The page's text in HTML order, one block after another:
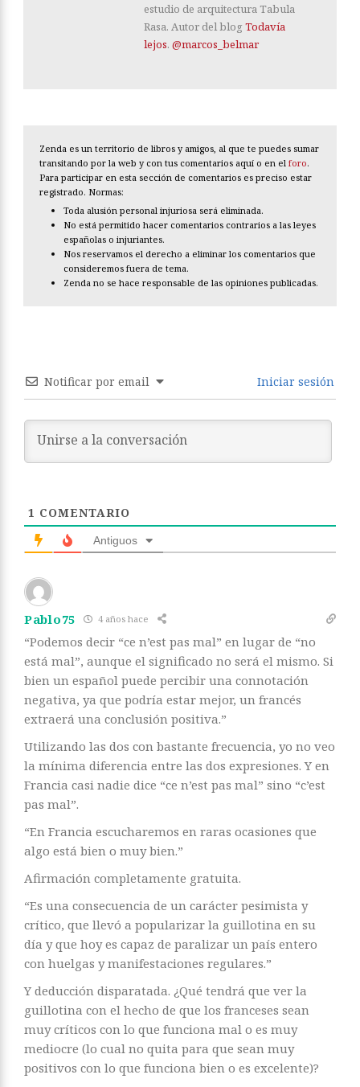
estudio de arquitectura Tabula
Rasa. Autor del blog Todavía
lejos. @marcos_belmar
Zenda es un territorio de libros y amigos, al que te puedes sumar
transitando por la web y con tus comentarios aquí o en el foro.
Para participar en esta sección de comentarios es preciso estar
registrado. Normas:
Toda alusión personal injuriosa será eliminada.
No está permitido hacer comentarios contrarios a las leyes
españolas o injuriantes.
Nos reservamos el derecho a eliminar los comentarios que
consideremos fuera de tema.
Zenda no se hace responsable de las opiniones publicadas.
Notificar por email Iniciar sesión
1 COMENTARIO
Antiguos
Pablo75 4 años hace
“Podemos decir “ce n’est pas mal” en lugar de “no
está mal”, aunque el significado no será el mismo. Si
bien un español puede percibir una connotación
negativa, ya que podría estar mejor, un francés
extraerá una conclusión positiva.”
Utilizando las dos con bastante frecuencia, yo no veo
la mínima diferencia entre las dos expresiones. Y en
Francia casi nadie dice “ce n’est pas mal” sino “c’est
pas mal”.
“En Francia escucharemos en raras ocasiones que
algo está bien o muy bien.”
Afirmación completamente gratuita.
“Es una consecuencia de un carácter pesimista y
crítico, que llevó a popularizar la guillotina en su
día y que hoy es capaz de paralizar un país entero
con huelgas y manifestaciones regulares.”
Y deducción disparatada. ¿Qué tendrá que ver la
guillotina con el hecho de que los franceses sean
muy críticos con lo que funciona mal o es muy
mediocre (lo cual no quita para que sean muy
positivos con lo que funciona bien o es excelente)?